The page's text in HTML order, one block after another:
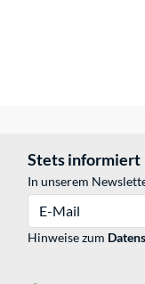
Stets informiert
In unserem
Hinweise zum